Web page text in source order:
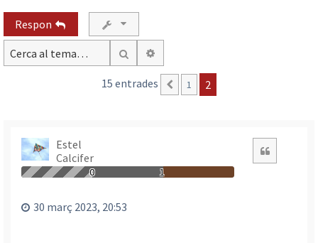
Respon
Cerca
15 entrades Anterior
1 2
Estel
Calcifer
0 1
30 març 2023, 20:53